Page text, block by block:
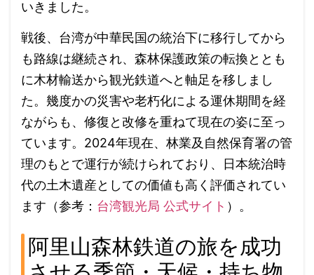
いきました。
戦後、台湾が中華民国の統治下に移行してから
も路線は継続され、森林保護政策の転換ととも
に木材輸送から観光鉄道へと軸足を移しまし
た。幾度かの災害や老朽化による運休期間を経
ながらも、修復と改修を重ねて現在の姿に至っ
ています。2024年現在、林業及自然保育署の管
理のもとで運行が続けられており、日本統治時
代の土木遺産としての価値も高く評価されてい
ます（参考： 台湾観光局 公式サイト ）。
阿里山森林鉄道の旅を成功